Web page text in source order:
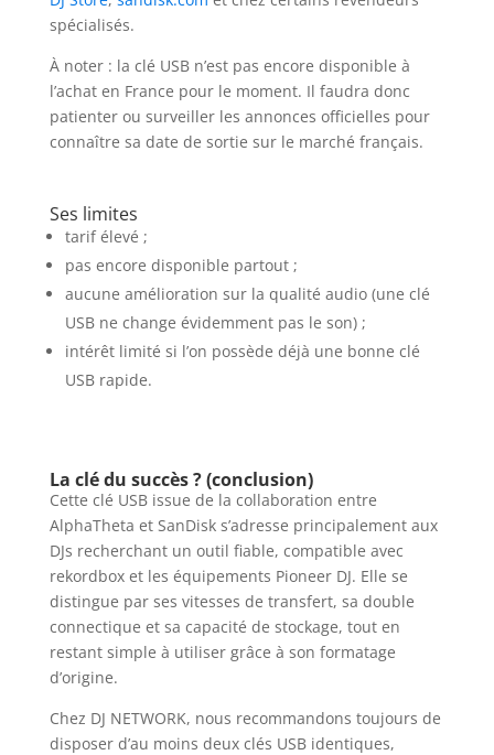
spécialisés.
À noter : la clé USB n’est pas encore disponible à
l’achat en France pour le moment. Il faudra donc
patienter ou surveiller les annonces officielles pour
connaître sa date de sortie sur le marché français.
Ses limites
tarif élevé ;
pas encore disponible partout ;
aucune amélioration sur la qualité audio (une clé
USB ne change évidemment pas le son) ;
intérêt limité si l’on possède déjà une bonne clé
USB rapide.
La clé du succès ? (conclusion)
Cette clé USB issue de la collaboration entre
AlphaTheta et SanDisk s’adresse principalement aux
DJs recherchant un outil fiable, compatible avec
rekordbox et les équipements Pioneer DJ. Elle se
distingue par ses vitesses de transfert, sa double
connectique et sa capacité de stockage, tout en
restant simple à utiliser grâce à son formatage
d’origine.
Chez DJ NETWORK, nous recommandons toujours de
disposer d’au moins deux clés USB identiques,